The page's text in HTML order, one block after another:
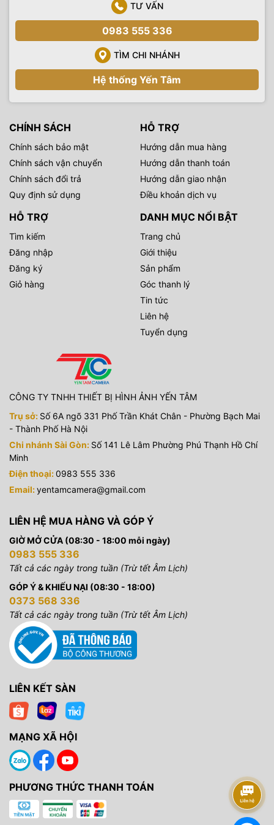
TƯ VẤN
0983 555 336
TÌM CHI NHÁNH
Hệ thống Yến Tâm
CHÍNH SÁCH
Chính sách bảo mật
Chính sách vận chuyển
Chính sách đổi trả
Quy định sử dụng
HỖ TRỢ
Hướng dẫn mua hàng
Hướng dẫn thanh toán
Hướng dẫn giao nhận
Điều khoản dịch vụ
HỖ TRỢ
Tìm kiếm
Đăng nhập
Đăng ký
Giỏ hàng
DANH MỤC NỔI BẬT
Trang chủ
Giới thiệu
Sản phẩm
Góc thanh lý
Tin tức
Liên hệ
Tuyển dụng
CÔNG TY TNHH THIẾT BỊ HÌNH ẢNH YẾN TÂM
Trụ sở: Số 6A ngõ 331 Phố Trần Khát Chân - Phường Bạch Mai
- Thành Phố Hà Nội
Chi nhánh Sài Gòn: Số 141 Lê Lâm Phường Phú Thạnh Hồ Chí
Minh
Điện thoại:0983 555 336
Email:yentamcamera@gmail.com
LIÊN HỆ MUA HÀNG VÀ GÓP Ý
GIỜ MỞ CỬA (08:30 - 18:00 mỗi ngày)
0983 555 336
Tất cả các ngày trong tuần (Trừ tết Âm Lịch)
GÓP Ý & KHIẾU NẠI (08:30 - 18:00)
0373 568 336
Tất cả các ngày trong tuần (Trừ tết Âm Lịch)
LIÊN KẾT SÀN
MẠNG XÃ HỘI
PHƯƠNG THỨC THANH TOÁN